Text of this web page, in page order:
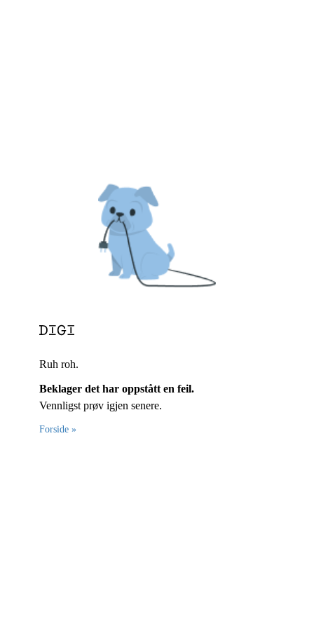
Ruh roh.
Beklager det har oppstått en feil.
Vennligst prøv igjen senere.
Forside »